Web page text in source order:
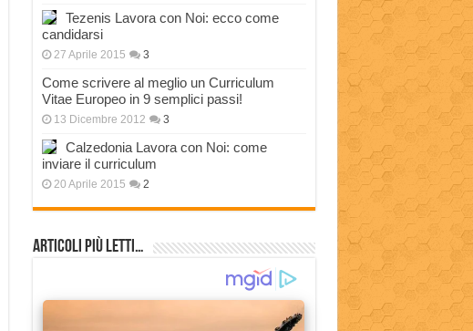
Tezenis Lavora con Noi: ecco come
candidarsi
27 Aprile 2015 3
Come scrivere al meglio un Curriculum
Vitae Europeo in 9 semplici passi!
13 Dicembre 2012 3
Calzedonia Lavora con Noi: come
inviare il curriculum
20 Aprile 2015 2
Articoli più Letti…